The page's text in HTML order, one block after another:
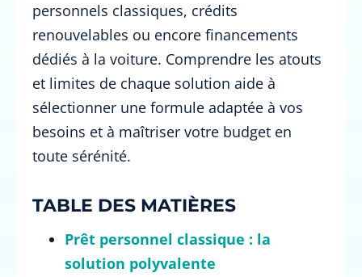
personnels classiques, crédits
renouvelables ou encore financements
dédiés à la voiture. Comprendre les atouts
et limites de chaque solution aide à
sélectionner une formule adaptée à vos
besoins et à maîtriser votre budget en
toute sérénité.
TABLE DES MATIÈRES
Prêt personnel classique : la
solution polyvalente